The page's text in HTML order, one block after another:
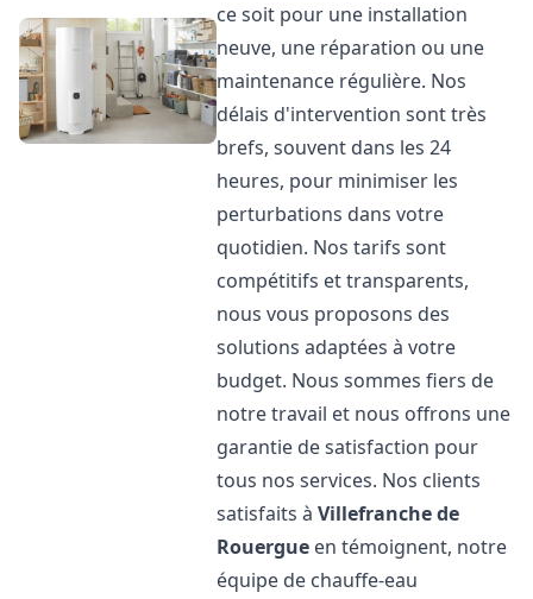
ce soit pour une installation
neuve, une réparation ou une
maintenance régulière. Nos
délais d'intervention sont très
brefs, souvent dans les 24
heures, pour minimiser les
perturbations dans votre
quotidien. Nos tarifs sont
compétitifs et transparents,
nous vous proposons des
solutions adaptées à votre
budget. Nous sommes fiers de
notre travail et nous offrons une
garantie de satisfaction pour
tous nos services. Nos clients
satisfaits àVillefranche de
Rouergue en témoignent, notre
équipe de chauffe-eau